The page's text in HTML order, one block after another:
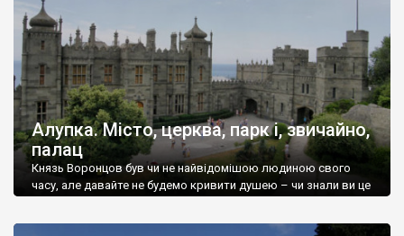
Алупка. Місто, церква, парк і, звичайно,
палац
Князь Воронцов був чи не найвідомішою людиною свого
часу, але давайте не будемо кривити душею – чи знали ви це